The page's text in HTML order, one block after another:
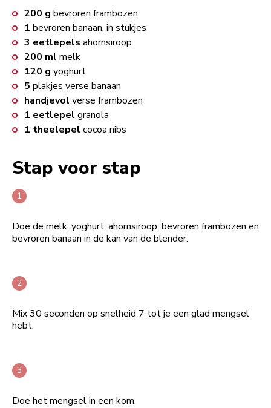
200 g bevroren frambozen
1 bevroren banaan, in stukjes
3 eetlepels ahornsiroop
200 ml melk
120 g yoghurt
5 plakjes verse banaan
handjevol verse frambozen
1 eetlepel granola
1 theelepel cocoa nibs
Stap voor stap
Doe de melk, yoghurt, ahornsiroop, bevroren frambozen en
bevroren banaan in de kan van de blender.
Mix 30 seconden op snelheid 7 tot je een glad mengsel
hebt.
Doe het mengsel in een kom.